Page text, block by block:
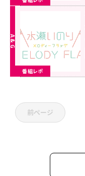
番組レポ
前ページ